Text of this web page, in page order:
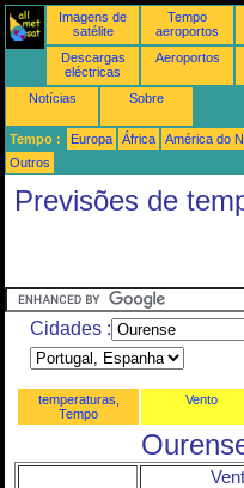
Imagens de
satélite
Tempo
aeroportos
Descargas
eléctricas
Aeroportos
Notícias Sobre
Tempo : Europa África América do
Outros
Previsões de
Cidades :
temperaturas,
Tempo
Vento